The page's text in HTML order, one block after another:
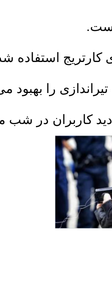
کارتریج استفاده
را بهبود